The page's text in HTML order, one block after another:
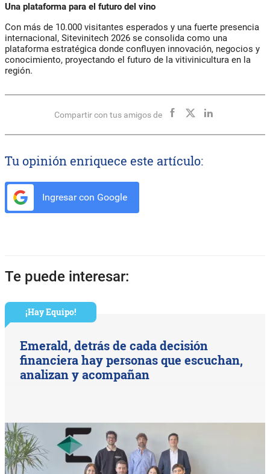
Una plataforma para el futuro del vino
Con más de 10.000 visitantes esperados y una fuerte presencia
internacional, Sitevinitech 2026 se consolida como una
plataforma estratégica donde confluyen innovación, negocios y
conocimiento, proyectando el futuro de la vitivinicultura en la
región.
Compartir con tus amigos de
Tu opinión enriquece este artículo:
Ingresar con Google
Te puede interesar:
¡Hay Equipo!
Emerald, detrás de cada decisión
financiera hay personas que escuchan,
analizan y acompañan